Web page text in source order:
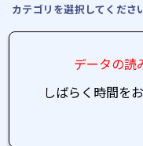
カテゴリを選択してくださ
データの読
しばらく時間を